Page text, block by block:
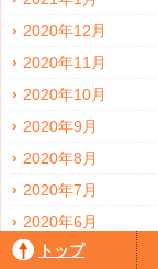
2020年12月
2020年11月
2020年10月
2020年9月
2020年8月
2020年7月
2020年6月
2020年5月
トップ